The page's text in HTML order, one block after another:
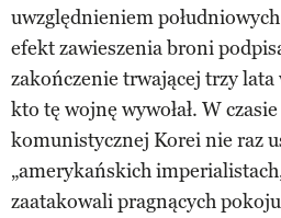
uwzględnieniem
efekt zawieszenia broni
zakończenie trwającej trzy
kto tę wojnę wywołał. W
komunistycznej Korei nie raz
„amerykańskich
zaatakowali pragnących